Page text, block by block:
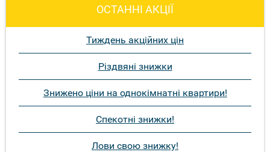
ОСТАННІ АКЦІЇ
Тиждень акційних цін
Різдвяні знижки
Знижено ціни на однокімнатні квартири!
Спекотні знижки!
Лови свою знижку!